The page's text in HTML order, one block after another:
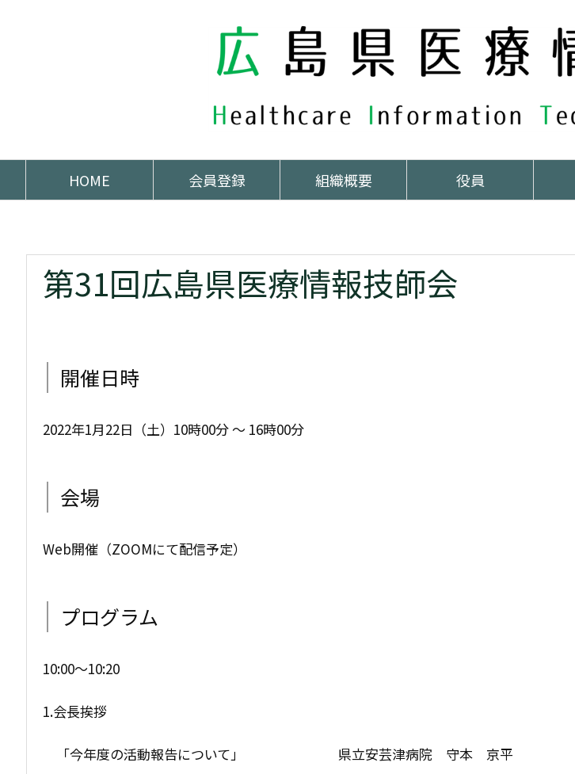
HOME 会員登録 組織概要 役員
第31回広島県医療情報技師会
開催日時
2022年1月22日（土）10時00分 ～ 16時00分
会場
Web開催（ZOOMにて配信予定）
プログラム
10:00〜10:20
1.会長挨拶
「今年度の活動報告について」 県立安芸津病院 守本 京平